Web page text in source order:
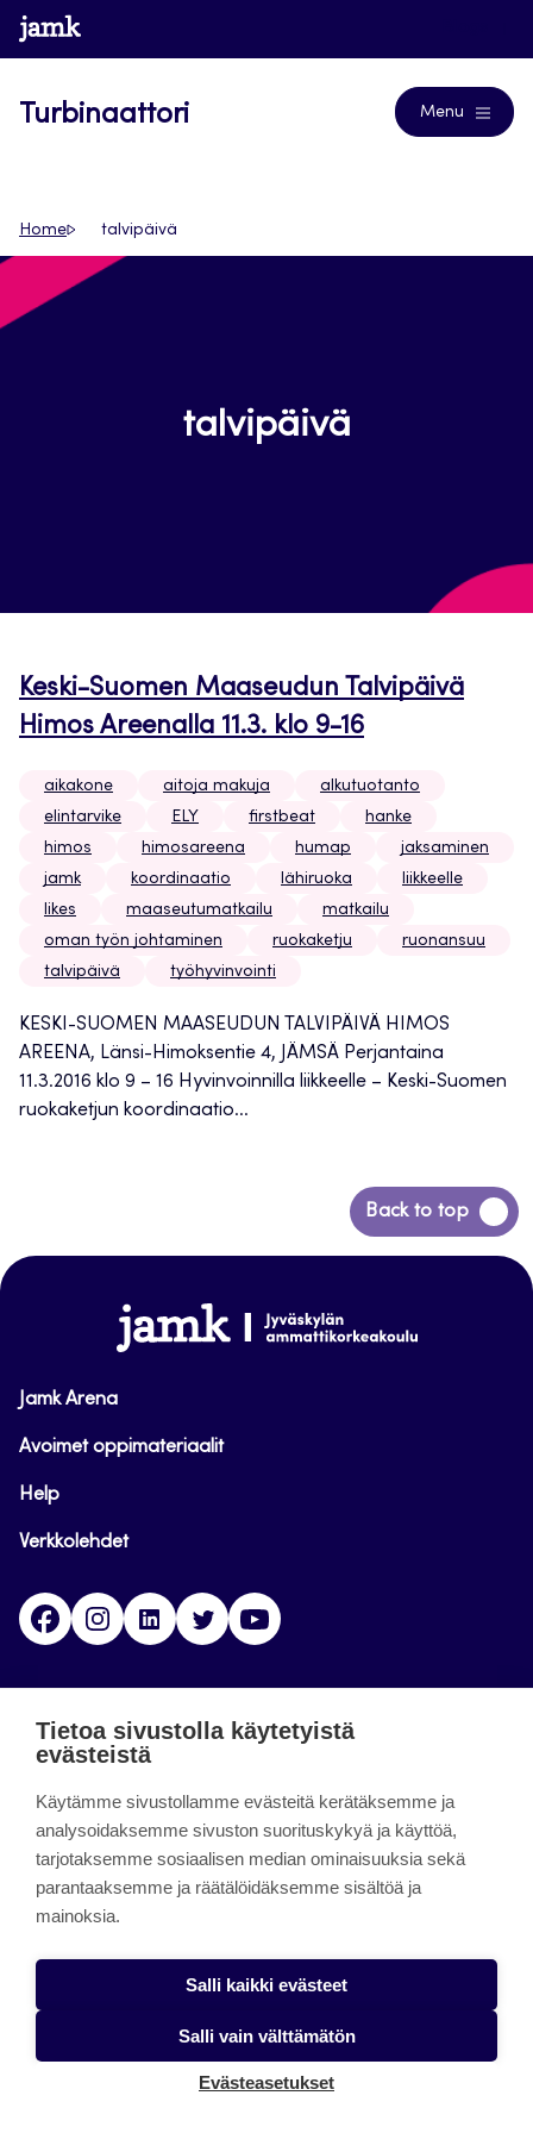
Siirry
suoraan
www.jamk.fi
Turbinaattori Menu
Home talvipäivä
talvipäivä
Keski-Suomen Maaseudun Talvipäivä
Himos Areenalla 11.3. klo 9-16
aikakone aitoja makuja
alkutuotanto
elintarvike
ELY firstbeat
hanke
himos
himosareena humap
jaksaminen
jamk
koordinaatio lähiruoka
liikkeelle
likes
maaseutumatkailu
matkailu
oman työn johtaminen
ruokaketju
ruonansuu
talvipäivä
työhyvinvointi
KESKI-SUOMEN MAASEUDUN TALVIPÄIVÄ HIMOS
AREENA, Länsi-Himoksentie 4, JÄMSÄ Perjantaina
11.3.2016 klo 9 – 16 Hyvinvoinnilla liikkeelle – Keski-Suomen
ruokaketjun koordinaatio...
Back to top
Siirry
takaisin
www.jamk.fi
Jamk Arena
Avoimet oppimateriaalit
Help
Verkkolehdet
FacebookInstagramLinkedinTwitter
päättynyt 11.9.2023.
About the site
Käyttöehdot
Saavutettavuusseloste
Alasottoilmoitus
Tietoa sivustolla käytetyistä
evästeistä
Käytämme sivustollamme evästeitä kerätäksemme ja
analysoidaksemme sivuston suorituskykyä ja käyttöä,
tarjotaksemme sosiaalisen median ominaisuuksia sekä
parantaaksemme ja räätälöidäksemme sisältöä ja
mainoksia.
Salli kaikki evästeet
Salli vain välttämätön
Evästeasetukset